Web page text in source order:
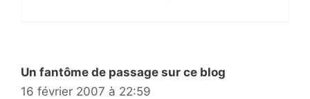
Un fantôme de passage sur ce blog
16 février 2007 à 22:59